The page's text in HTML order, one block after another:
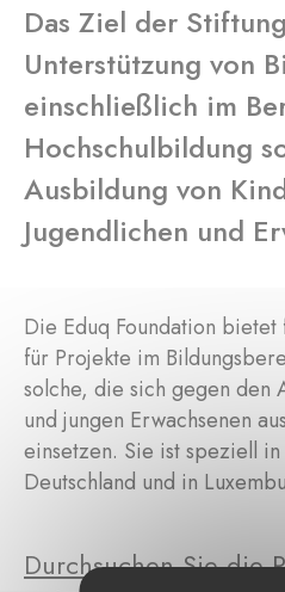
Das Ziel der
Unterstützung von
einschließlich im
Hochschulbildung
Ausbildung von
Jugendlichen und
Die Eduq Foundation
für Projekte im
solche, die sich gegen den
und jungen Erwachsenen
einsetzen. Sie ist speziell
Deutschland und in
Durchsuchen Sie die